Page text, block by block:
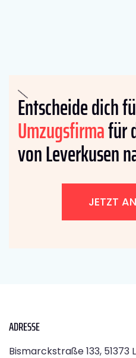
Entscheide dich
Umzugsfirmafür
von Leverkusen
JETZT
ADRESSE
Bismarckstraße 133, 51373